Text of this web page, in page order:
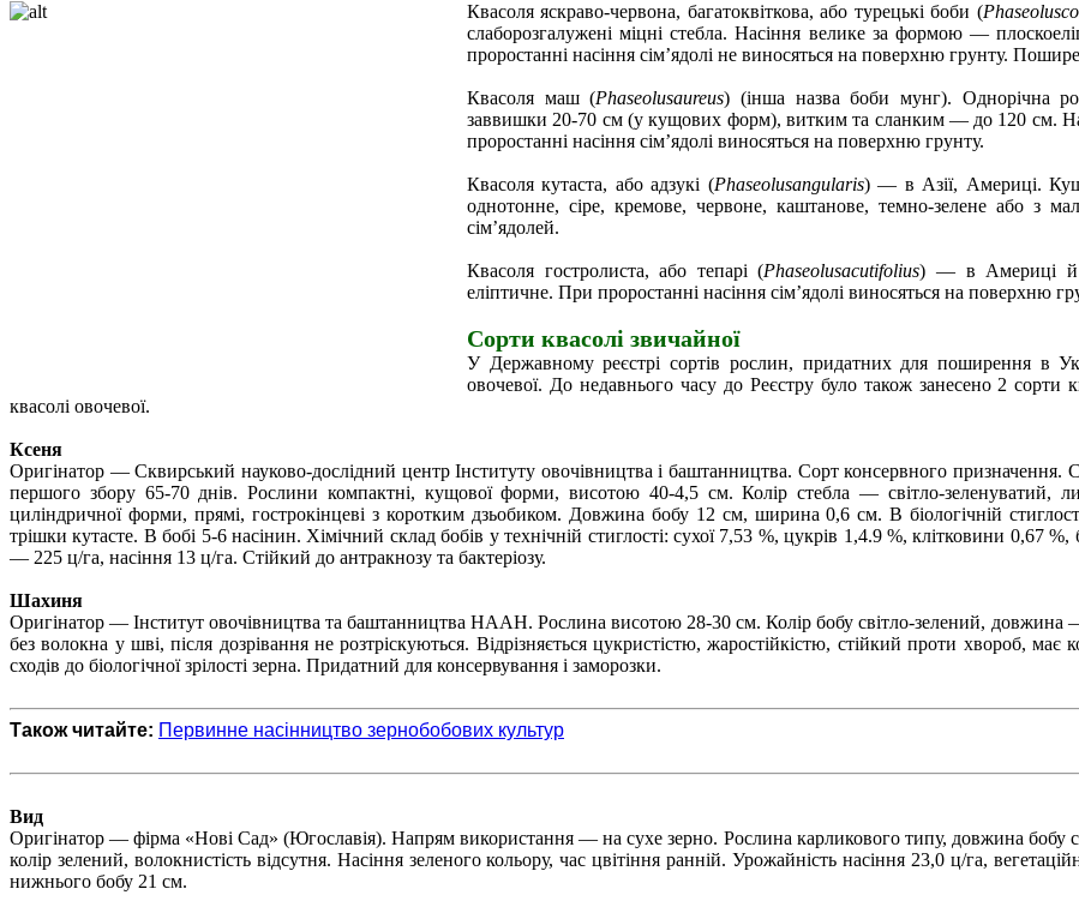
Квасоля яскраво-червона, багатоквіткова, або турецькі боби (
слаборозгалужені міцні стебла. Насіння велике за формою —
проростанні насіння сім’ядолі не виносяться на поверхню грунту.
Квасоля маш (Рhaseolus­aureus) (інша назва боби мунг). Однорічна
заввишки 20-70 см (у кущових форм), витким та сланким — до 120 см.
проростанні насіння сім’ядолі виносяться на поверхню грунту.
Квасоля кутаста, або адзукі (Рhaseolusangularis) — в Азії, Америці.
однотонне, сіре, кремове, червоне, каштанове, темно-зелене або з
сім’ядолей.
Квасоля гостролиста, або тепарі (Рhaseolusacutifolius) — в Америці й
еліптичне. При проростанні насіння сім’ядолі виносяться на поверхню
Сорти квасолі звичайної
У Державному реєстрі сортів рослин, придатних для поширення в
овочевої. До недавнього часу до Реєстру було також занесено 2 сорти
квасолі овочевої.
Ксеня
Оригінатор — Сквирський науково-дослідний центр Інституту овочівництва і баштанництва. Сорт консервного призначення.
першого збору 65-70 днів. Рослини компактні, кущової форми, висотою 40-4,5 см. Колір стебла — cвітло-зеленуватий,
циліндричної форми, прямі, гострокінцеві з коротким дзьобиком. Довжина бобу 12 см, ширина 0,6 см. В біологічній
трішки кутасте. В бобі 5-6 насінин. Хімічний склад бобів у технічній стиглості: сухої 7,53 %, цукрів 1,4.9 %, клітковини 0,67
— 225 ц/га, насіння 13 ц/га. Стійкий до антракнозу та бактеріозу.
Шахиня
Оригінатор — Інститут овочівництва та баштанництва НААН. Рослина висотою 28-30 см. Колір бобу світло-зелений,
без волокна у шві, після дозрівання не розтріскуються. Відрізняється цукристістю, жаростійкістю, стійкий проти хвороб,
сходів до біологічної зрілості зерна. Придатний для консервування і заморозки.
Також читайте: Первинне насінництво зернобобових культур
Вид
Оригінатор — фірма «Нові Сад» (Югославія). Напрям використання — на сухе зерно. Рослина карликового типу, довжина бобу
колір зелений, волокнистість відсутня. Насіння зеленого кольору, час цвітіння ранній. Урожайність насіння 23,0 ц/га,
нижнього бобу 21 см.